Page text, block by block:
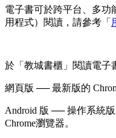
電子書可於跨平台、多功
用程式）閱讀，請參考「
於「教城書櫃」閱讀電子
網頁版 ── 最新版的
Android 版 ── 操作系統
Chrome瀏覽器。